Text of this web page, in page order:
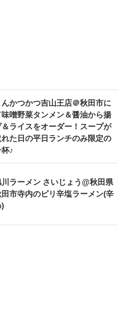
んかつかつ吉山王店＠秋田市に
味噌野菜タンメン＆醤油から揚
＆ライスをオーダー！スープが
れた日の平日ランチのみ限定の
♪
川ラーメン さいじょう@秋田県
市寺内のピリ辛塩ラーメン(辛
)